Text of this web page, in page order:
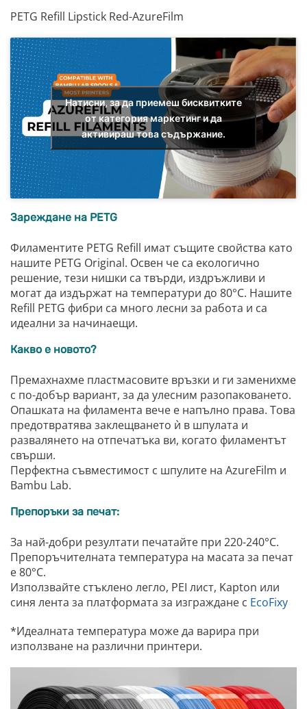
PETG Refill Lipstick Red-AzureFilm
Натисни, за да приемеш бисквитките
от категория маркетинг и да
активираш това съдържание.
Зареждане на PETG
Филаментите PETG Refill имат същите свойства като
нашите PETG Original. Освен че са екологично
решение, тези нишки са твърди, издръжливи и
могат да издържат на температури до 80°C. Нашите
Refill PETG фибри са много лесни за работа и са
идеални за начинаещи.
Какво е новото?
Премахнахме пластмасовите връзки и ги заменихме
с по-добър вариант, за да улесним разопаковането.
Опашката на филамента вече е напълно права. Това
предотвратява заклещването ѝ в шпулата и
развалянето на отпечатъка ви, когато филаментът
свърши.
Перфектна съвместимост с шпулите на AzureFilm и
Bambu Lab.
Препоръки за печат:
За най-добри резултати печатайте при 220-240°C.
Препоръчителната температура на масата за печат
е 80°C.
Използвайте стъклено легло, PEI лист, Kapton или
синя лента за платформата за изграждане с EcoFixy
*Идеалната температура може да варира при
използване на различни принтери.